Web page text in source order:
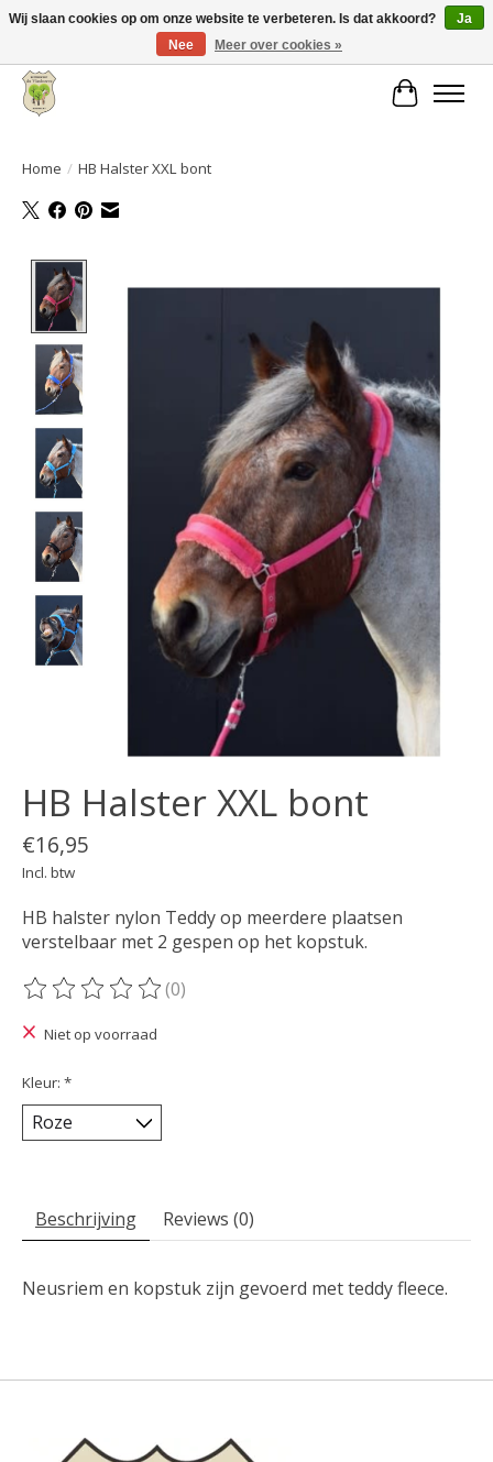
Grote keuze aan producten en snelle verzending!
Home / HB Halster XXL bont
HB Halster XXL bont
€16,95
Incl. btw
HB halster nylon Teddy op meerdere plaatsen
verstelbaar met 2 gespen op het kopstuk.
De beoordeling van dit product is
(0)
Niet op voorraad
Kleur: *
Beschrijving Reviews (0)
Neusriem en kopstuk zijn gevoerd met teddy fleece.
Wij slaan cookies op om onze website te verbeteren. Is dat akkoord?
Ja
Nee
Meer over cookies »